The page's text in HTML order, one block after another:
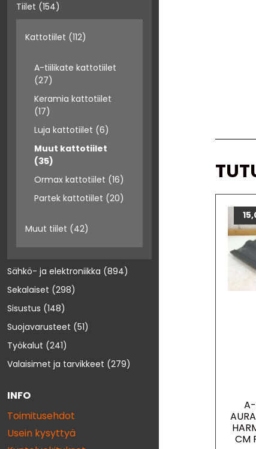
Tiilet (154)
Kattotiilet (112)
A-tiilikate kattotiilet
(27)
Keramia kattotiilet
(17)
Luja kattotiilet (6)
Muut kattotiilet
(35)
Ormax kattotiilet (16)
Partek kattotiilet (20)
Muut tiilet (42)
Sähkö- ja elektroniikka (894)
Sekalaiset (298)
Sisustus (148)
Suojavarusteet (51)
Työkalut (241)
Valaisimet ja tarvikkeet (279)
INFO
Toimitusehdot
Usein kysyttyä
A-
CM